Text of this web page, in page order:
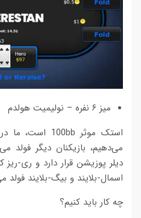
میز ۶ نفره – نولیمیت هولدم
می‌دهیم، بازیکنان دیگر فولد
اسمال-بلایند و بیگ-بلایند فولد
چه کار باید کنیم؟